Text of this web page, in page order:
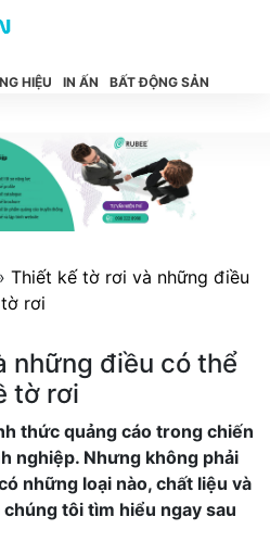
HIỆU IN ẤN BẤT ĐỘNG SẢN
Thiết kế tờ rơi và những điều
rơi
những điều có thể
tờ rơi
thức quảng cáo trong chiến
nghiệp. Nhưng không phải
những loại nào, chất liệu và
tôi tìm hiểu ngay sau